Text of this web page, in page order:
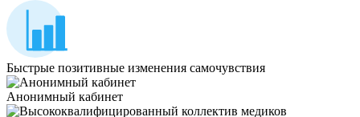
Быстрые позитивные изменения самочувствия
Анонимный кабинет